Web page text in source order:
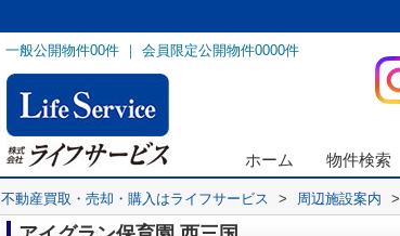
一般公開物件00件 ｜ 会員限定公開物件0000件
ホーム 物件検索
不動産買取・売却・購入はライフサービス > 周辺施設案内 >